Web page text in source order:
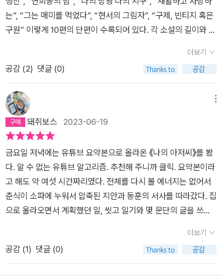
탁드립니다. _〈젊은 근희의 행진〉 중에서
가 소설을 시작하기도 훨씬 전인 2014년에 등단을 했고, 오래도
록 버로우 타다가 2021년에 이효석 대상을 타고 빵 포텐이 터져
그래서 마지막에 실린 구제집 털려다 마는 소설은 읽자마자 이거
되게 오래 전에 썼나 보네…했는데 역시나 등단작이었다. 낙성대
방보러 다니는 소설은 거기도 내 나와바리라서 뭔가 친근했는데,
정작 낙성대에는 살아보지 못했고, 낙성대에 집보러 다니다 까인
기억만 났다. 서울대 후문에 교수회관에서도 한참 올라간 곳의 숲
속에 있는 아주 오래된 아파트가 있는데, 거기 입구에 독점적 부
관까지 데려갔던 중개인 아저씨가 갑자기 버럭 거리면서 사지도
않을 거면 보지도 마! 이러고 화내고서 혼자 부동산으로 돌아가
버렸다. 헐… 내가 집 살 능력 안 되게 빈티나 보였나 보다. 뭐 대
출이 절반 이상일 예정이긴 했지만 그래도 거 너무 하지 않나…
사람 골라가며 화내고 집 안 보여주던 중개인 아저씨는 연세 많았
는데 아직 살아있나. 다시 큰길로 나와서 길 건너서 맞은편 블록
의 부동산에 갔더니, 아파트를 보여달라니까 여기는 30평대만
는”, “그는 매미를 먹었다”, “현서의 그림자”, “구제, 빈티지 혹은
구원” 이렇게 10편의 단편이 수록되어 있다. 각 소설의 길이와 소
통적으로 이 시대 젊은이들의 아픔을 공유하고 있다는 생각이 든
다. 얼마전 뉴스에서 20만원을 빌렸는데 갚을 돈이 7억원으로 불
어났다는 썸네일에 이어 급전을 빌려주고 살인적인 고리를 뜯어
온 일당이 붙잡혔다는 내용을 보았다. 돈을 갚으라고 온갖 협박을
일삼는 이들은 극심한 생활고를 겪는 이들을 타깃으로 삼아 이런
일을 저지른 것이다. 처음 이 기사를 접하면 불법대부업 일당을
납득이 잘 되지 않는다. 몇 천 만원, 몇 백 만원도 아니고 20만원
이면 당장의 생활비가 없기 때문이고, 그들이 대부업체의 사람에
게 손을 내밀었다는 것은 그들의 상황이 당장 굶어죽을지도 모를
정도의 급박함을 의미한다. 한국 전쟁 후의 극심한 가난에서 벗어
나 선진국의 대열에 들어섰다고 하지만 어떤 협박을 받을지도 모
르는 상황에서 20만원을 폭력배 같은 이들에게 빌려야만 하는
현실은 얼마나 비참한 것인가. 저자의 단편을 해설하는 소유정 평
더보기
공감 (2) 댓글 (0)
돼쥐보스 2023-06-19
금요일 저녁에는 유튜브 요약본으로 올라온 《나의 아저씨》를 봤
다. 알 수 없는 유튜브 알고리즘. 추천해 주니까 클릭. 요약본이라
고 해도 약 여섯 시간짜리였다. 전체를 다시 볼 에너지는 없어서
춘식이 소파에 누워서 압축된 지안과 동훈의 서사를 따라갔다. 집
으로 올라오면서 계획했던 일, 씻고 일기와 몇 문단의 글을 쓰는
되어 어느새 월요일. 매일 아침마다 그렇지만 월요일은 일어나기
진짜 힘들다. 인간과 삶에 대한 고찰을 한다. 그 짧은 시간에. 왜
인간으로 태어났을까부터 돈이란 무엇인가까지. 다시 금요일 밤
더보기
공감 (1) 댓글 (0)